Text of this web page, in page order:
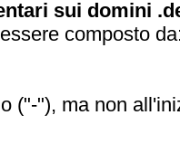
sui domini
composto
("-"), ma non